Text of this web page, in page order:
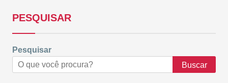
PESQUISAR
Pesquisar
Buscar